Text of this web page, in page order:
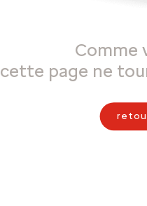
Comme
cette page ne